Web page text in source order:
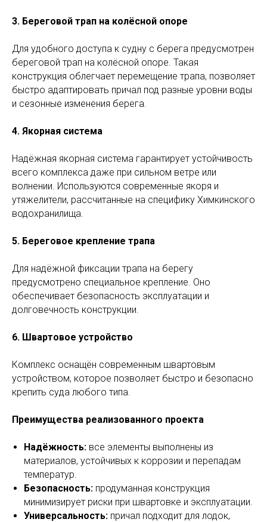
3. Береговой трап на колёсной опоре
Для удобного доступа к судну с берега предусмотрен
береговой трап на колёсной опоре. Такая
конструкция облегчает перемещение трапа, позволяет
быстро адаптировать причал под разные уровни воды
и сезонные изменения берега.
4. Якорная система
Надёжная якорная система гарантирует устойчивость
всего комплекса даже при сильном ветре или
волнении. Используются современные якоря и
утяжелители, рассчитанные на специфику Химкинского
водохранилища.
5. Береговое крепление трапа
Для надёжной фиксации трапа на берегу
предусмотрено специальное крепление. Оно
обеспечивает безопасность эксплуатации и
долговечность конструкции.
6. Швартовое устройство
Комплекс оснащён современным швартовым
устройством, которое позволяет быстро и безопасно
крепить суда любого типа.
Преимущества реализованного проекта
Надёжность: все элементы выполнены из
материалов, устойчивых к коррозии и перепадам
температур.
Безопасность: продуманная конструкция
минимизирует риски при швартовке и эксплуатации.
Универсальность: причал подходит для лодок,